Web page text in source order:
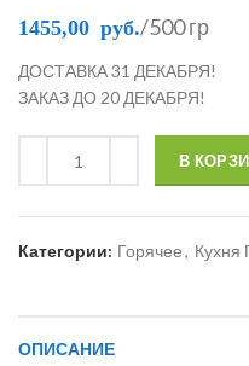
1455,00 руб. /500 гр
ДОСТАВКА 31 ДЕКАБРЯ!
ЗАКАЗ ДО 20 ДЕКАБРЯ!
В
Категории: Горячее, Кухня
ОПИСАНИЕ